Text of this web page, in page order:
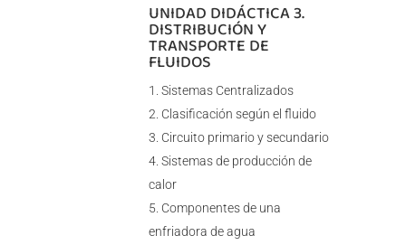
UNIDAD DIDÁCTICA 3.
DISTRIBUCIÓN Y
TRANSPORTE DE
FLUIDOS
Sistemas Centralizados
Clasificación según el fluido
Circuito primario y secundario
Sistemas de producción de
calor
Componentes de una
enfriadora de agua